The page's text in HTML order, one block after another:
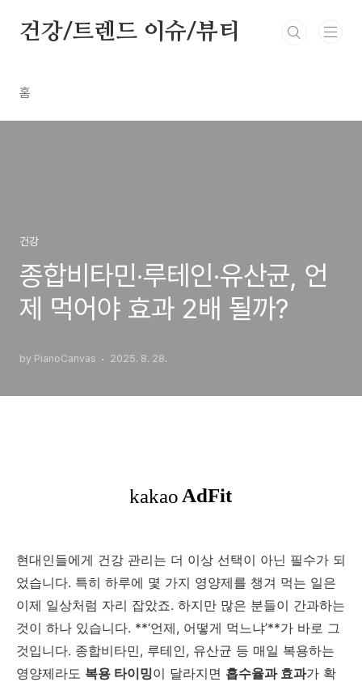
건강/트렌드 이슈/뷰티
홈
건강
종합비타민·루테인·유산균, 언
제 먹어야 효과 2배 될까?
by PianoCanvas 2025. 8. 28.
현대인들에게 건강 관리는 더 이상 선택이 아닌 필수가 되
었습니다. 특히 하루에 몇 가지 영양제를 챙겨 먹는 일은
이제 일상처럼 자리 잡았죠. 하지만 많은 분들이 간과하는
것이 하나 있습니다. **‘언제, 어떻게 먹느냐’**가 바로 그
것입니다. 종합비타민, 루테인, 유산균 등 매일 복용하는
영양제라도 복용 타이밍이 달라지면 흡수율과 효과가 확